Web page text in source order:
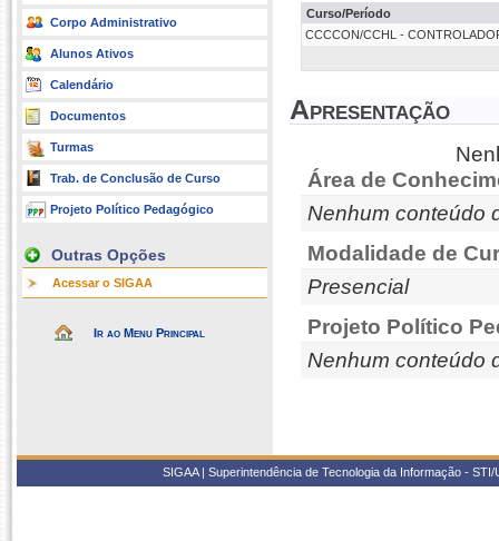
Corpo Administrativo
Alunos Ativos
Calendário
Documentos
Turmas
Trab. de Conclusão de Curso
Projeto Político Pedagógico
Outras Opções
Acessar o SIGAA
Ir ao Menu Principal
Curso/Período
CCCCON/CCHL -
Apresentação
Área de
Nenhum conteúdo
Modalidade de
Presencial
Projeto Político
Nenhum conteúdo
SIGAA | Superintendência de Tecnologia da Informação -